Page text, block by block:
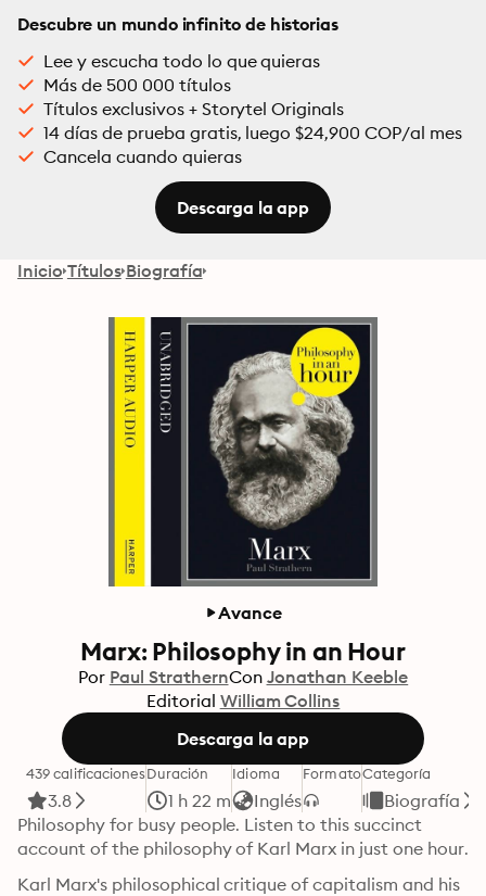
Descubre un mundo infinito de historias
Lee y escucha todo lo que quieras
Más de 500 000 títulos
Títulos exclusivos + Storytel Originals
14 días de prueba gratis, luego $24,900 COP/al mes
Cancela cuando quieras
Descarga la app
Inicio Títulos Biografía
Avance
Marx: Philosophy in an Hour
Por Paul StrathernCon Jonathan Keeble
Editorial William Collins
Descarga la app
439 calificaciones
3.8
Duración
1 h 22 m
Idioma
Inglés
FormatoCategoría
Biografía
Philosophy for busy people. Listen to this succinct
account of the philosophy of Karl Marx in just one hour.
Karl Marx's philosophical critique of capitalism and his